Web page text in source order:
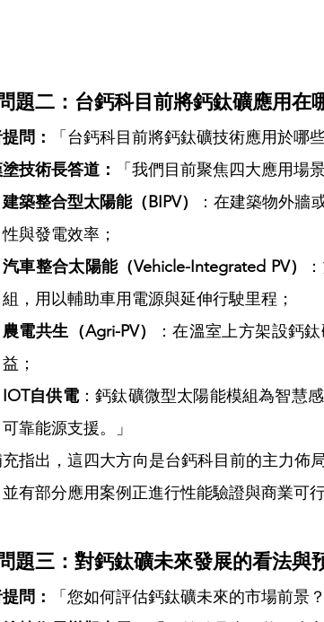
題二：台鈣科目前將鈣鈦礦應用在
問：
「台鈣科目前將鈣鈦礦技術應用於哪
技術長答道：
「我們目前聚焦四大應用場景
建築整合型太陽能（BIPV）
：在建築物外牆
性與發電效率；
汽車整合太陽能（Vehicle-Integrated PV）
組，用以輔助車用電源與延伸行駛里程；
農電共生（Agri-PV）
：在溫室上方架設鈣
益；
IOT自供電：鈣鈦礦微型太陽能模組為智慧
可靠能源支援。」
指出，這四大方向是台鈣科目前的主力佈
有部分應用案例正進行性能驗證與商業可行
題三：對鈣鈦礦未來發展的看法與
問：
「您如何評估鈣鈦礦未來的市場前景